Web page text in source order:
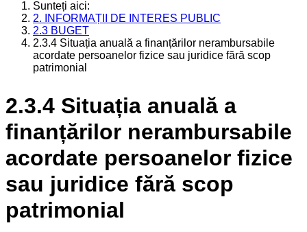
Sunteți aici:
2. INFORMAȚII DE INTERES PUBLIC
2.3 BUGET
2.3.4 Situația anuală a finanțărilor nerambursabile
acordate persoanelor fizice sau juridice fără scop
patrimonial
2.3.4 Situația anuală a
finanțărilor nerambursabile
acordate persoanelor fizice
sau juridice fără scop
patrimonial